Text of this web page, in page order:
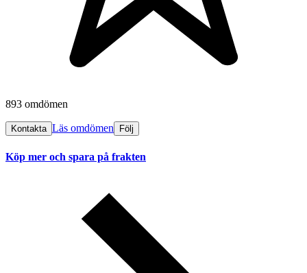
893 omdömen
Kontakta Läs omdömen Följ
Köp mer och spara på frakten